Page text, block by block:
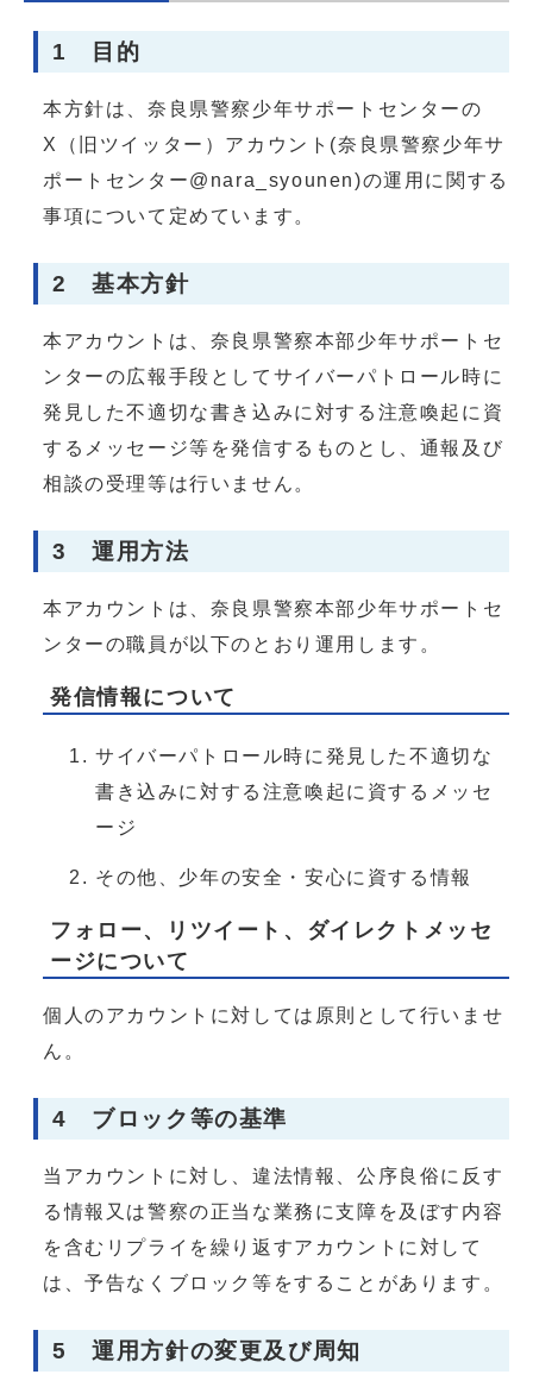
1 目的
本方針は、奈良県警察少年サポートセンターの
X（旧ツイッター）アカウント(奈良県警察少年サ
ポートセンター@nara_syounen)の運用に関する
事項について定めています。
2 基本方針
本アカウントは、奈良県警察本部少年サポートセ
ンターの広報手段としてサイバーパトロール時に
発見した不適切な書き込みに対する注意喚起に資
するメッセージ等を発信するものとし、通報及び
相談の受理等は行いません。
3 運用方法
本アカウントは、奈良県警察本部少年サポートセ
ンターの職員が以下のとおり運用します。
発信情報について
サイバーパトロール時に発見した不適切な
書き込みに対する注意喚起に資するメッセ
ージ
その他、少年の安全・安心に資する情報
フォロー、リツイート、ダイレクトメッセ
ージについて
個人のアカウントに対しては原則として行いませ
ん。
4 ブロック等の基準
当アカウントに対し、違法情報、公序良俗に反す
る情報又は警察の正当な業務に支障を及ぼす内容
を含むリプライを繰り返すアカウントに対して
は、予告なくブロック等をすることがあります。
5 運用方針の変更及び周知